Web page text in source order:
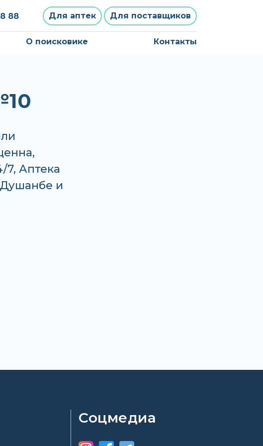
88 Для аптек Для поставщиков
О поисковике Контакты
7, Аптека
Душанбе и
Соцмедиа